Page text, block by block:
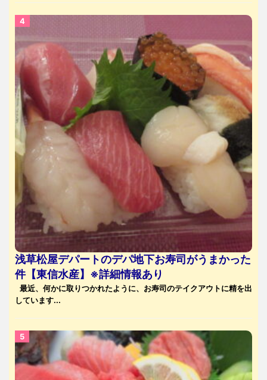
浅草松屋デパートのデパ地下お寿司がうまかった
件【東信水産】※詳細情報あり
最近、何かに取りつかれたように、お寿司のテイクアウトに精を出
しています...